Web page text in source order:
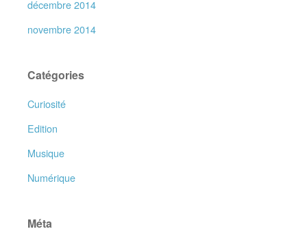
décembre 2014
novembre 2014
Catégories
Curiosité
Edition
Musique
Numérique
Méta